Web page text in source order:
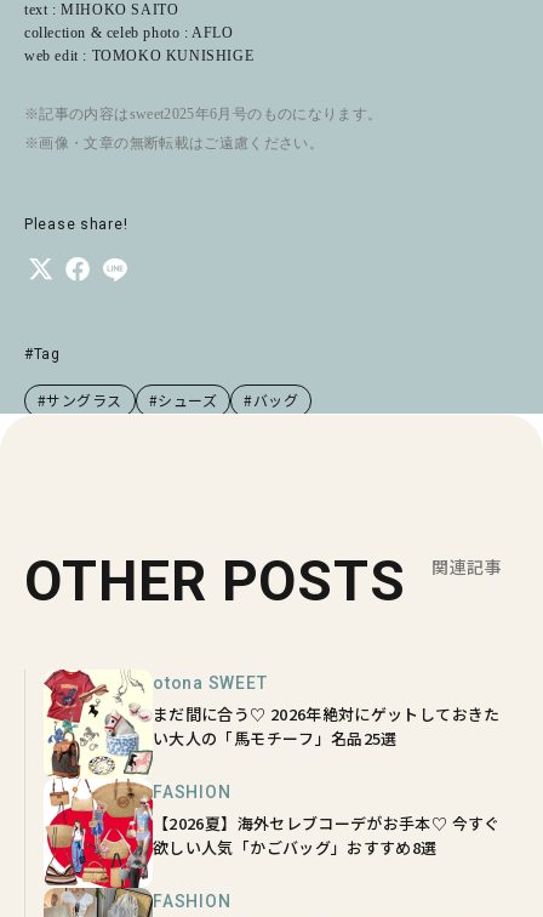
text : MIHOKO SAITO
collection & celeb photo : AFLO
web edit : TOMOKO KUNISHIGE
※記事の内容はsweet2025年6月号のものになります。
※画像・文章の無断転載はご遠慮ください。
Please share!
#Tag
#サングラス #シューズ #バッグ
OTHER POSTS 関連記事
otona SWEET
まだ間に合う♡ 2026年絶対にゲットしておきた
い大人の「馬モチーフ」名品25選
FASHION
【2026夏】海外セレブコーデがお手本♡ 今すぐ
欲しい人気「かごバッグ」おすすめ8選
FASHION